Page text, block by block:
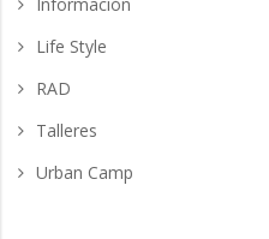
Life Style
RAD
Talleres
Urban Camp